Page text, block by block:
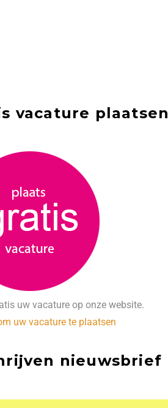
vacature plaatsen
uw vacature op onze website.
uw vacature te plaatsen
nieuwsbrief